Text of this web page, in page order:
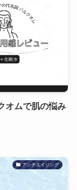
オムで肌の悩み
アンチエイジング